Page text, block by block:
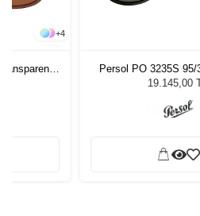
+4
Persol PO 3235S 95/
Güneş
19.145,00